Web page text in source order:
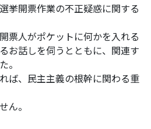
挙開票作業の不正疑惑に関する
票人がポケットに何かを入れる
お話しを伺うとともに、関連す
。
ば、民主主義の根幹に関わる重
ん。